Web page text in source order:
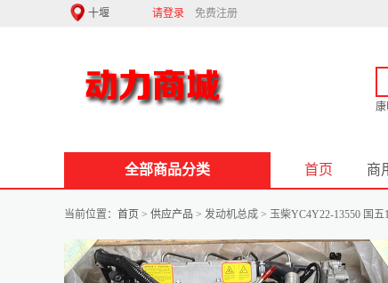
请登录 免费注册
全部商品分类 首页 商
当前位置： 首页 > 供应产品 > 发动机总成 > 玉柴YC4Y22-13550 国